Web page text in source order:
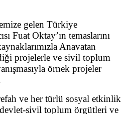
gelen Türkiye
Fuat Oktay’ın temaslarını
Anavatan
projelerle ve sivil toplum
örnek projeler
ve her türlü sosyal etkinlik
sivil toplum örgütleri ve